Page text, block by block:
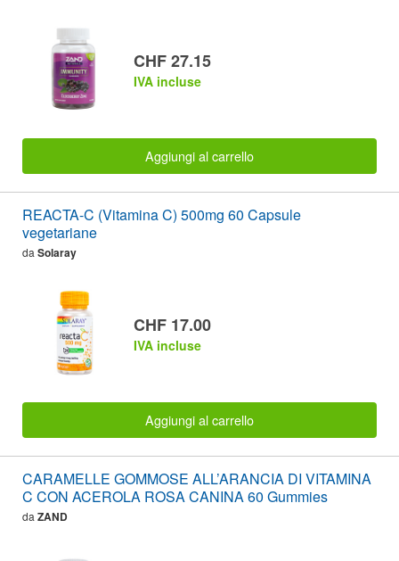
CHF 27.15
IVA incluse
Aggiungi al carrello
REACTA-C (Vitamina C) 500mg 60 Capsule
vegetariane
da Solaray
CHF 17.00
IVA incluse
Aggiungi al carrello
CARAMELLE GOMMOSE ALL’ARANCIA DI VITAMINA
C CON ACEROLA ROSA CANINA 60 Gummies
da ZAND